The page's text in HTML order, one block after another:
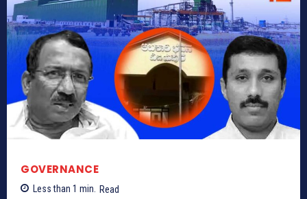
GOVERNANCE
Less than 1 min. Read